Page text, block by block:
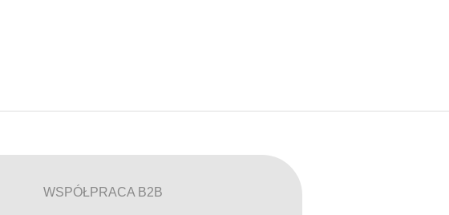
WSPÓŁPRACA B2B